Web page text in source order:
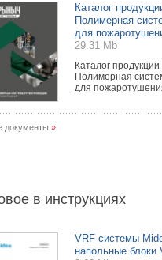
Каталог
Полимерная
для
29.31 Mb
Каталог
Полимерная
для
документы »
в инструкциях
VRF-системы
напольные блоки